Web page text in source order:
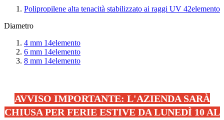
Polipropilene alta tenacità stabilizzato ai raggi UV 42elemento
Diametro
4 mm 14elemento
6 mm 14elemento
8 mm 14elemento
AVVISO IMPORTANTE: L'AZIENDA SARÀ
CHIUSA PER FERIE ESTIVE DA LUNEDÌ 10 AL